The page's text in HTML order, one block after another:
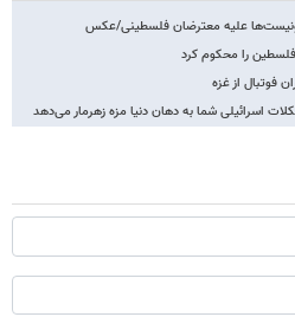
علیه معترضان فلسطینی/عکس
را محکوم کرد
فوتبال از غزه
اسرائیلی شما به دهان دنیا مزه زهرمار می‌دهد